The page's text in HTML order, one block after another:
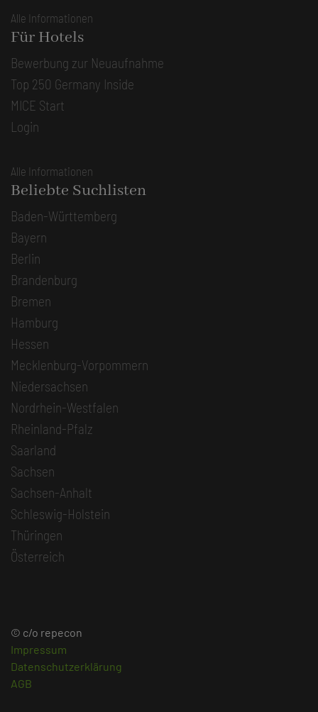
Alle Informationen
Für Hotels
Bewerbung zur Neuaufnahme
Top 250 Germany Inside
MICE Start
Login
Alle Informationen
Beliebte Suchlisten
Baden-Württemberg
Bayern
Berlin
Brandenburg
Bremen
Hamburg
Hessen
Mecklenburg-Vorpommern
Niedersachsen
Nordrhein-Westfalen
Rheinland-Pfalz
Saarland
Sachsen
Sachsen-Anhalt
Schleswig-Holstein
Thüringen
Österreich
© c/o repecon
Impressum
Datenschutzerklärung
AGB